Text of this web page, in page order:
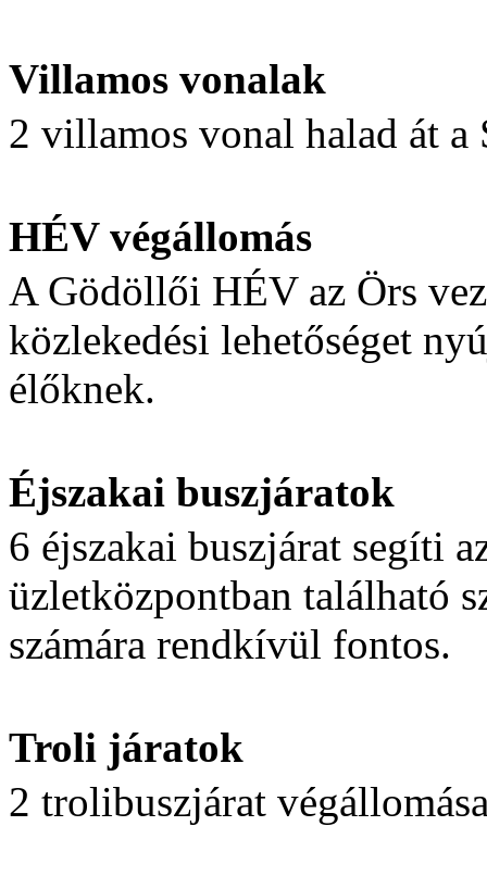
Villamos vonalak
2 villamos vonal halad át
HÉV végállomás
A Gödöllői HÉV az Örs
közlekedési lehetőséget
élőknek.
Éjszakai buszjáratok
6 éjszakai buszjárat segíti
üzletközpontban található
számára rendkívül fontos.
Troli járatok
2 trolibuszjárat